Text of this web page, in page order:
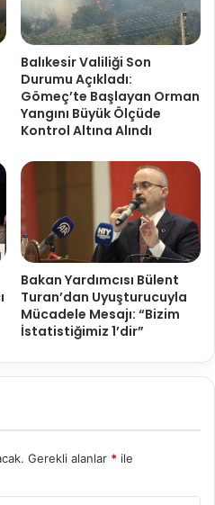
Balıkesir Valiliği Son
Durumu Açıkladı:
Gömeç’te Başlayan Orman
Yangını Büyük Ölçüde
Kontrol Altına Alındı
Bakan Yardımcısı Bülent
Turan’dan Uyuşturucuyla
Mücadele Mesajı: “Bizim
İstatistiğimiz 1’dir”
Gerekli alanlar * ile